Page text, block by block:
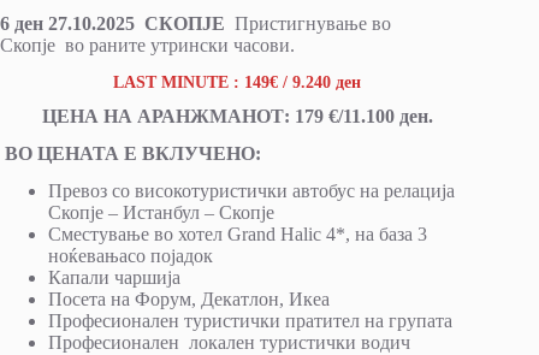
6 ден 27.10.2025 СКОПЈЕ Пристигнување во
Скопје во раните утрински часови.
LAST MINUTE : 149€ / 9.240 ден
ЦЕНА НА АРАНЖМАНОТ: 179 €/11.100 ден.
ВО ЦЕНАТА Е ВКЛУЧЕНО:
Превоз со високотуристички автобус на релација
Скопје – Истанбул – Скопје
Сместување во хотел Grand Halic 4*, на база 3
ноќевањасо појадок
Капали чаршија
Посета на Форум, Декатлон, Икеа
Професионален туристички пратител на групата
Професионален локален туристички водич